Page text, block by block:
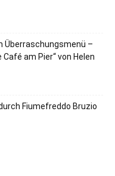
Überraschungsmenü –
am Pier“ von Helen
Fiumefreddo Bruzio